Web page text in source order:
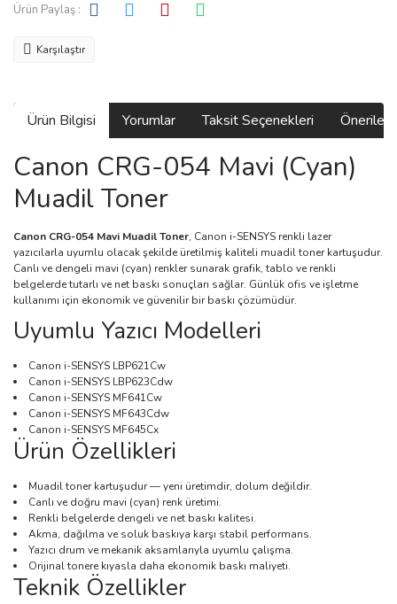
Ürün Paylaş :
Karşılaştır
Ürün Bilgisi Yorumlar Taksit Seçenekleri
Canon CRG-054 Mavi (Cyan)
Muadil Toner
Canon CRG-054 Mavi Muadil Toner, Canon i-SENSYS renkli lazer
yazıcılarla uyumlu olacak şekilde üretilmiş kaliteli muadil toner kartuşudur.
Canlı ve dengeli mavi (cyan) renkler sunarak grafik, tablo ve renkli
belgelerde tutarlı ve net baskı sonuçları sağlar. Günlük ofis ve işletme
kullanımı için ekonomik ve güvenilir bir baskı çözümüdür.
Uyumlu Yazıcı Modelleri
Canon i-SENSYS LBP621Cw
Canon i-SENSYS LBP623Cdw
Canon i-SENSYS MF641Cw
Canon i-SENSYS MF643Cdw
Canon i-SENSYS MF645Cx
Ürün Özellikleri
Muadil toner kartuşudur — yeni üretimdir, dolum değildir.
Canlı ve doğru mavi (cyan) renk üretimi.
Renkli belgelerde dengeli ve net baskı kalitesi.
Akma, dağılma ve soluk baskıya karşı stabil performans.
Yazıcı drum ve mekanik aksamlarıyla uyumlu çalışma.
Orijinal tonere kıyasla daha ekonomik baskı maliyeti.
Teknik Özellikler